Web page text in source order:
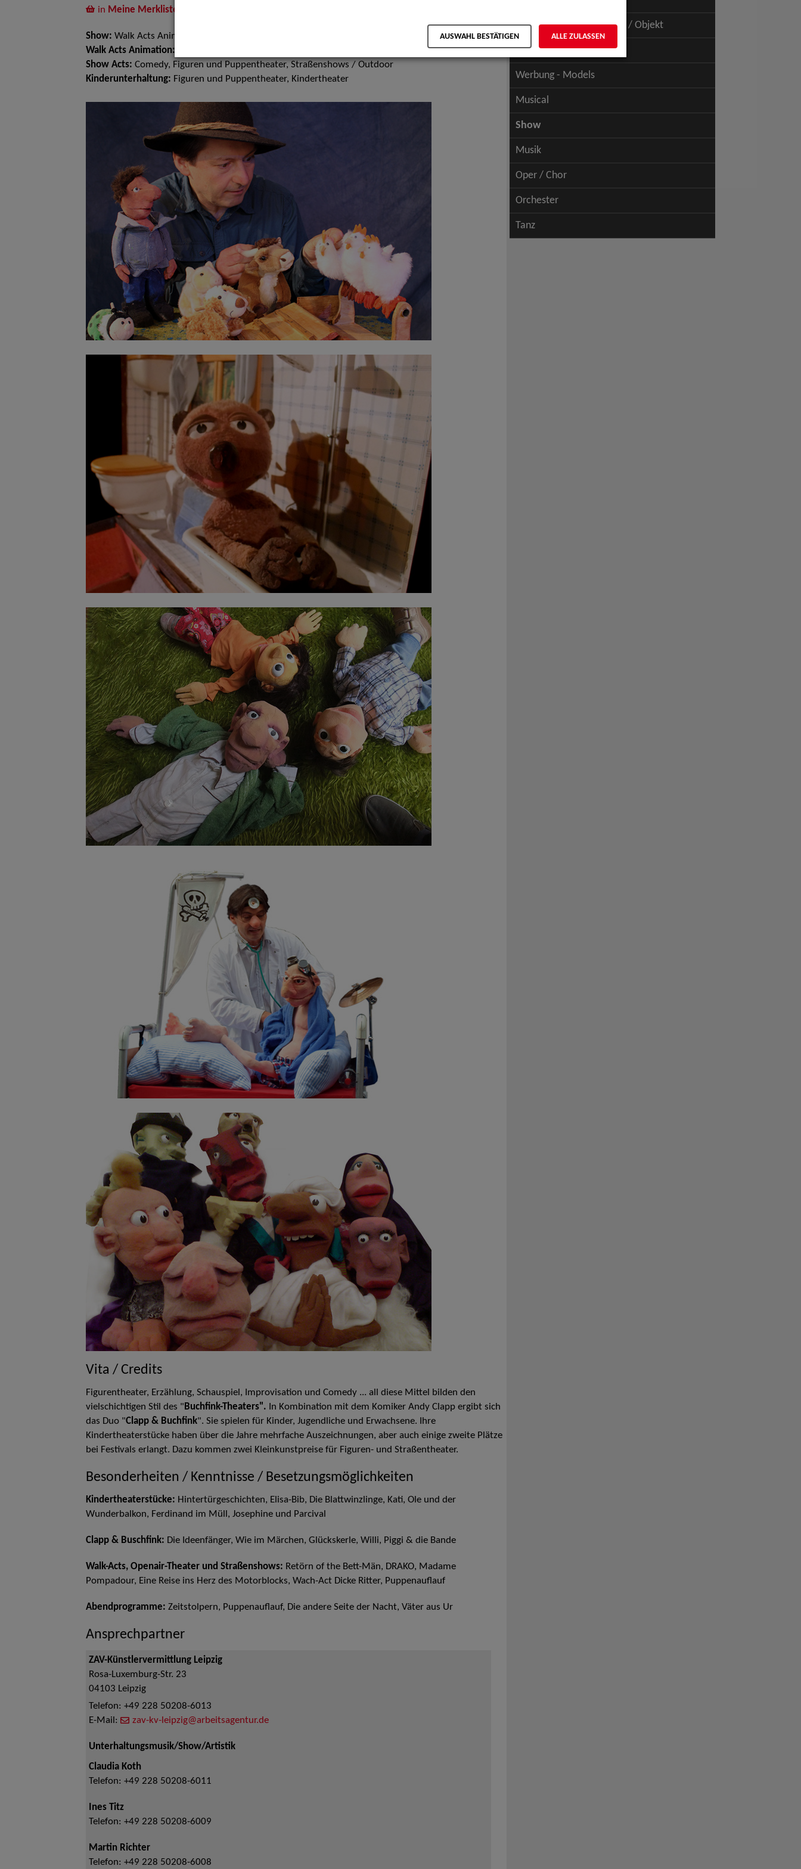
in Meine Merkliste
Show: Walk Acts Animation, Show Acts, Kinderunterhaltung
Walk Acts Animation:
Show Acts: Comedy, Figuren und Puppentheater, Straßenshows / Outdoor
Kinderunterhaltung: Figuren und Puppentheater, Kindertheater
Vita / Credits
Figurentheater, Erzählung, Schauspiel, Improvisation und Comedy ... all diese Mittel bilden den
vielschichtigen Stil des " Buchfink-Theaters". In Kombination mit dem Komiker Andy Clapp ergibt sich
das Duo "Clapp & Buchfink". Sie spielen für Kinder, Jugendliche und Erwachsene. Ihre
Kindertheaterstücke haben über die Jahre mehrfache Auszeichnungen, aber auch einige zweite Plätze
bei Festivals erlangt. Dazu kommen zwei Kleinkunstpreise für Figuren- und Straßentheater.
Besonderheiten / Kenntnisse / Besetzungsmöglichkeiten
Kindertheaterstücke: Hintertürgeschichten, Elisa-Bib, Die Blattwinzlinge, Kati, Ole und der
Wunderbalkon, Ferdinand im Müll, Josephine und Parcival
Clapp & Buschfink: Die Ideenfänger, Wie im Märchen, Glückskerle, Willi, Piggi & die Bande
Walk-Acts, Openair-Theater und Straßenshows: Retörn of the Bett-Män, DRAKO, Madame
Pompadour, Eine Reise ins Herz des Motorblocks, Wach-Act Dicke Ritter, Puppenauflauf
Abendprogramme: Zeitstolpern, Puppenauflauf, Die andere Seite der Nacht, Väter aus Ur
Ansprechpartner
ZAV-Künstlervermittlung Leipzig
Rosa-Luxemburg-Str. 23
04103 Leipzig
Telefon: +49 228 50208-6013
E-Mail:
zav-kv-leipzig@arbeitsagentur.de
Unterhaltungsmusik/Show/Artistik
Claudia Koth
Telefon: +49 228 50208-6011
Ines Titz
Telefon: +49 228 50208-6009
Martin Richter
Telefon: +49 228 50208-6008
Schauspiel - Figur / Puppe / Objekt
Werbung - Talents
Werbung - Models
Musical
Show
Musik
Oper / Chor
Orchester
Tanz
AUSWAHL BESTÄTIGEN ALLE ZULASSEN